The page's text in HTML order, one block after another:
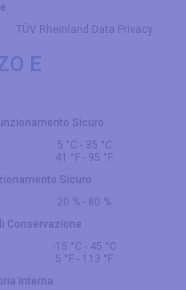
TÜV Rheinland Data Privacy
E
Sicuro
5 °C - 35 °C
41 °F - 95 °F
Sicuro
20 % - 80 %
Conservazione
-15 °C - 45 °C
5 °F - 113 °F
Interna